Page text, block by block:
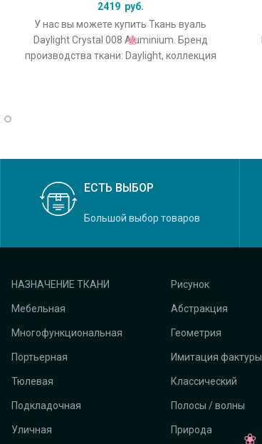
2419 руб.
У нас вы можете купить Ткань вуаль
Daylight Crystal 008 Aluminium. Бренд
производства ткани: Daylight, коллекция
ЕСТЬ ВЫБОР
Большой выбор товаров
НАЗНАЧЕНИЕ ТКАНИ
Мебельная
Многофункциональная
Портьерная
Тюлевая
Подкладочная
Уличная
Рисунок
Абстракция
Геометрия
Имитация фактуры
Классический
Полосы / волны
Природа